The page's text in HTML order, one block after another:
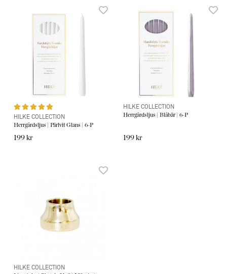
HILKE COLLECTION
Herrgårdsljus | Pärlvit Glans | 6-P
199 kr
HILKE COLLECTION
Herrgårdsljus | Blåbär | 6-P
199 kr
HILKE COLLECTION